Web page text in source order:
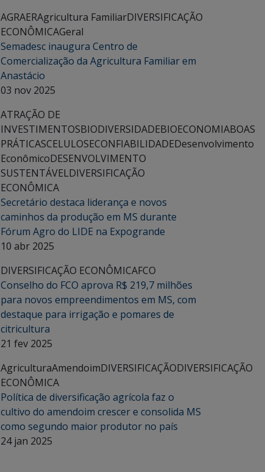
AGRAERAgricultura FamiliarDIVERSIFICAÇÃO
ECONÔMICAGeral
Semadesc inaugura Centro de
Comercialização da Agricultura Familiar em
Anastácio
03 nov 2025
ATRAÇÃO DE
INVESTIMENTOSBIODIVERSIDADEBIOECONOMIABOAS
PRÁTICASCELULOSECONFIABILIDADEDesenvolvimento
EconômicoDESENVOLVIMENTO
SUSTENTÁVELDIVERSIFICAÇÃO
ECONÔMICA
Secretário destaca liderança e novos
caminhos da produção em MS durante
Fórum Agro do LIDE na Expogrande
10 abr 2025
DIVERSIFICAÇÃO ECONÔMICAFCO
Conselho do FCO aprova R$ 219,7 milhões
para novos empreendimentos em MS, com
destaque para irrigação e pomares de
citricultura
21 fev 2025
AgriculturaAmendoimDIVERSIFICAÇÃODIVERSIFICAÇÃO
ECONÔMICA
Política de diversificação agrícola faz o
cultivo do amendoim crescer e consolida MS
como segundo maior produtor no país
24 jan 2025